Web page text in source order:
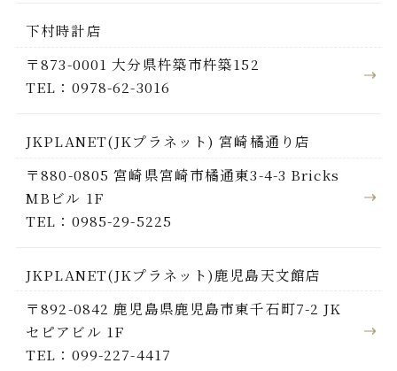
下村時計店
〒873-0001 大分県杵築市杵築152
TEL：0978-62-3016
JKPLANET(JKプラネット) 宮崎橘通り店
〒880-0805 宮崎県宮崎市橘通東3-4-3 Bricks
MBビル 1F
TEL：0985-29-5225
JKPLANET(JKプラネット)鹿児島天文館店
〒892-0842 鹿児島県鹿児島市東千石町7-2 JK
セピアビル 1F
TEL：099-227-4417